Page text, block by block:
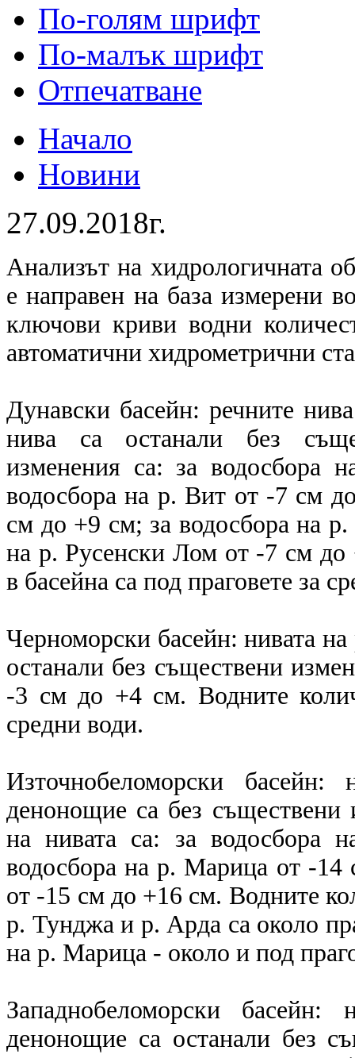
По-голям шрифт
По-малък шрифт
Отпечатване
Начало
Новини
27.09.2018г.
Анализът на хидрологичната
е направен на база измерени
ключови криви водни
автоматични хидрометрични
Дунавски басейн: речните
нива са останали без
изменения са: за
водосбора на р. Вит от -7 см
см до +9 см; за водосбора на
на р. Русенски Лом от -7 см до
в басейна са под праговете за
Черноморски басейн: нивата
останали без съществени
-3 см до +4 см. Водните
средни води.
Източнобеломорски
денонощие са без съществени
на нивата са: за
водосбора на р. Марица от -
от -15 см до +16 см. Водните
р. Тунджа и р. Арда са около
на р. Марица - около и под
Западнобеломорски
денонощие са останали без